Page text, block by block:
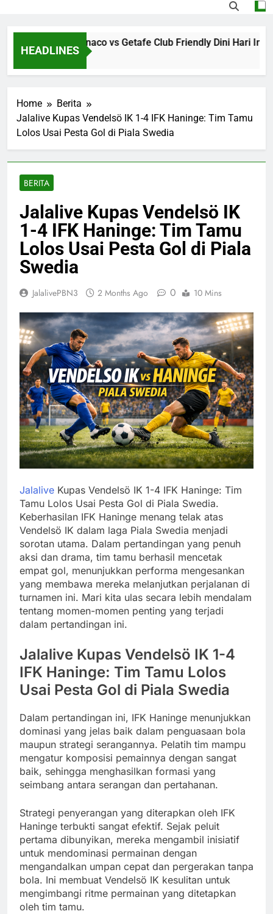
HEADLINES
Streaming Monaco vs Getafe Club Friendly Dini Hari Ini
Home
Berita
Jalalive Kupas Vendelsö IK 1-4 IFK Haninge: Tim Tamu
Lolos Usai Pesta Gol di Piala Swedia
BERITA
Jalalive Kupas Vendelsö IK
1-4 IFK Haninge: Tim Tamu
Lolos Usai Pesta Gol di Piala
Swedia
JalalivePBN3 2 Months Ago 0 10 Mins
Jalalive Kupas Vendelsö IK 1-4 IFK Haninge: Tim
Tamu Lolos Usai Pesta Gol di Piala Swedia.
Keberhasilan IFK Haninge menang telak atas
Vendelsö IK dalam laga Piala Swedia menjadi
sorotan utama. Dalam pertandingan yang penuh
aksi dan drama, tim tamu berhasil mencetak
empat gol, menunjukkan performa mengesankan
yang membawa mereka melanjutkan perjalanan di
turnamen ini. Mari kita ulas secara lebih mendalam
tentang momen-momen penting yang terjadi
dalam pertandingan ini.
Jalalive Kupas Vendelsö IK 1-4
IFK Haninge: Tim Tamu Lolos
Usai Pesta Gol di Piala Swedia
Dalam pertandingan ini, IFK Haninge menunjukkan
dominasi yang jelas baik dalam penguasaan bola
maupun strategi serangannya. Pelatih tim mampu
mengatur komposisi pemainnya dengan sangat
baik, sehingga menghasilkan formasi yang
seimbang antara serangan dan pertahanan.
Strategi penyerangan yang diterapkan oleh IFK
Haninge terbukti sangat efektif. Sejak peluit
pertama dibunyikan, mereka mengambil inisiatif
untuk mendominasi permainan dengan
mengandalkan umpan cepat dan pergerakan tanpa
bola. Ini membuat Vendelsö IK kesulitan untuk
mengimbangi ritme permainan yang ditetapkan
oleh tim tamu.